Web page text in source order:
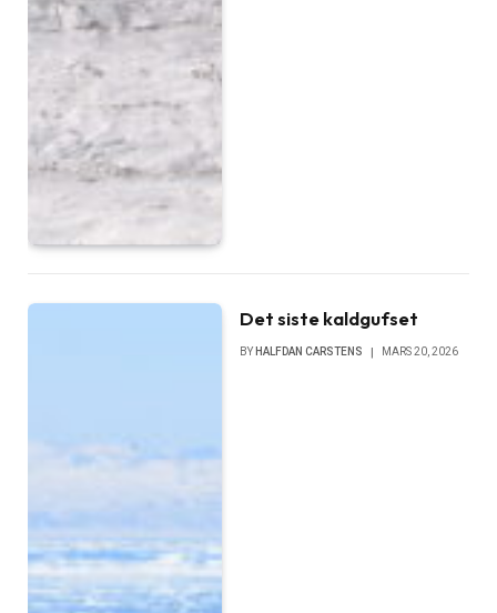
Det siste kaldgufset
BY HALFDAN CARSTENS MARS 20, 2026